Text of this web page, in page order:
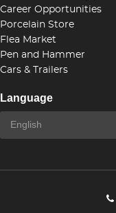
Career Opportunities
Porcelain Store
Flea Market
Pen and Hammer
Cars & Trailers
Language